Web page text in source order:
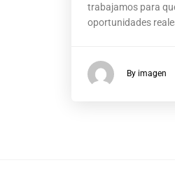
trabajamos para
oportunidades
By imagen